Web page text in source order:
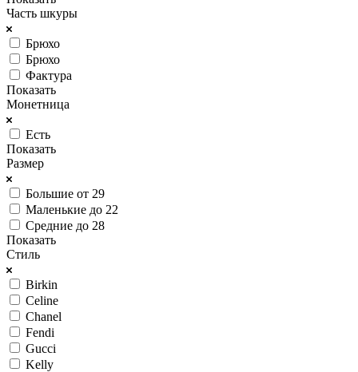
Часть шкуры
Брюхо
Брюхо
Фактура
Показать
Монетница
Есть
Показать
Размер
Большие от 29
Маленькие до 22
Средние до 28
Показать
Стиль
Birkin
Celine
Chanel
Fendi
Gucci
Kelly